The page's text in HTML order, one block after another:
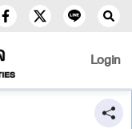
Login